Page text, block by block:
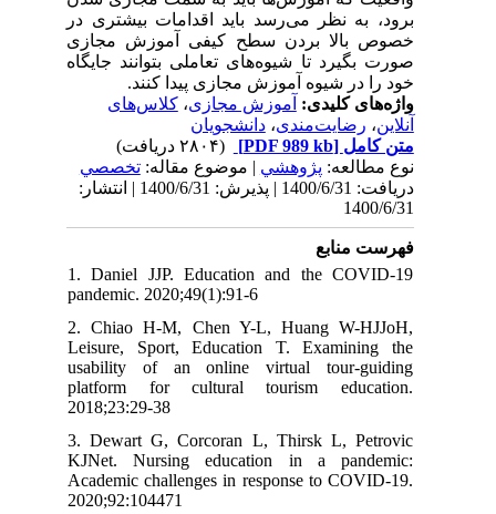
برود، به نظر می‌رسد باید اقدامات بیشتری در
خصوص بالا بردن سطح کیفی آموزش مجازی
صورت بگیرد تا شیوه‌های تعاملی بتوانند جایگاه
خود را در شیوه آموزش مجازی پیدا کنند.
واژه‌های کلیدی:آموزش مجازی،کلاس‌های
آنلاین،رضایت‌مندی،دانشجویان
متن کامل[PDF 989 kb]
نوع مطالعه:پژوهشي| موضوع مقاله:تخصصي
دریافت: 1400/6/31 | پذیرش: 1400/6/31 | انتشار:
1400/6/31
فهرست منابع
1. Daniel JJP. Education and the COVID-19
pandemic. 2020;49(1):91-6
2. Chiao H-M, Chen Y-L, Huang W-HJJoH,
Leisure, Sport, Education T. Examining the
usability of an online virtual tour-guiding
platform for cultural tourism education.
2018;23:29-38
3. Dewart G, Corcoran L, Thirsk L, Petrovic
KJNet. Nursing education in a pandemic:
Academic challenges in response to COVID-19.
2020;92:104471